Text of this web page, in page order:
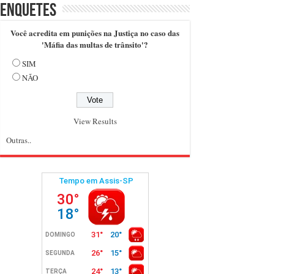
Enquetes
Você acredita em punições na Justiça no caso das
'Máfia das multas de trânsito'?
SIM
NÃO
View Results
Outras..